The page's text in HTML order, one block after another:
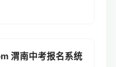
渭南中考报名系统